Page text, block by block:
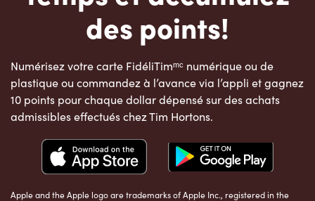
des points!
Numérisez votre carte FidéliTimᵐᶜ numérique ou de
plastique ou commandez à l’avance via l’appli et gagnez
10 points pour chaque dollar dépensé sur des achats
admissibles effectués chez Tim Hortons.
Apple and the Apple logo are trademarks of Apple Inc., registered in the